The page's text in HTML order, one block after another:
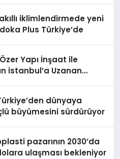
iklimlendirmede yeni
Plus Türkiye’de
Yapı İnşaat ile
İstanbul’a Uzanan
dünyaya
büyümesini sürdürüyor
pazarının 2030’da
ulaşması bekleniyor